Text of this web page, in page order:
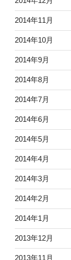
2014年11月
2014年10月
2014年9月
2014年8月
2014年7月
2014年6月
2014年5月
2014年4月
2014年3月
2014年2月
2014年1月
2013年12月
2013年11月